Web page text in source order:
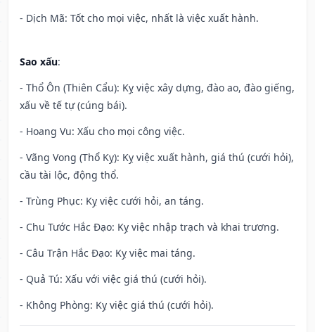
- Dịch Mã: Tốt cho mọi việc, nhất là việc xuất hành.
Sao xấu:
- Thổ Ôn (Thiên Cẩu): Kỵ việc xây dựng, đào ao, đào giếng,
xấu về tế tự (cúng bái).
- Hoang Vu: Xấu cho mọi công việc.
- Vãng Vong (Thổ Kỵ): Kỵ việc xuất hành, giá thú (cưới hỏi),
cầu tài lộc, động thổ.
- Trùng Phục: Kỵ việc cưới hỏi, an táng.
- Chu Tước Hắc Đạo: Kỵ việc nhập trạch và khai trương.
- Câu Trận Hắc Đạo: Kỵ việc mai táng.
- Quả Tú: Xấu với việc giá thú (cưới hỏi).
- Không Phòng: Kỵ việc giá thú (cưới hỏi).